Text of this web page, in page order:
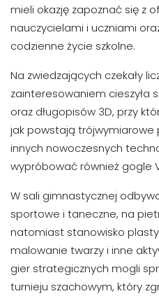
mieli okazję zapoznać się z
nauczycielami i uczniami
codzienne życie szkolne.
Na zwiedzających czekały
zainteresowaniem cieszyła
oraz długopisów 3D, przy
jak powstają trójwymiarowe
innych nowoczesnych
wypróbować również gogle
W sali gimnastycznej
sportowe i taneczne, na
natomiast stanowisko
malowanie twarzy i inne
gier strategicznych mogli
turnieju szachowym, który